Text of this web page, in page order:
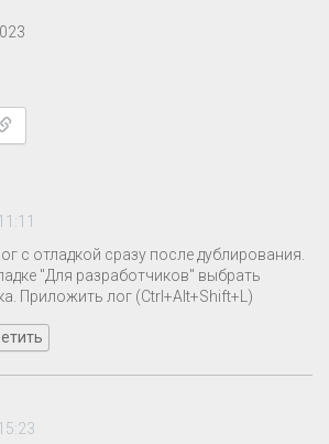
с отладкой сразу после дублирования.
"Для разработчиков" выбрать
Приложить лог (Ctrl+Alt+Shift+L)